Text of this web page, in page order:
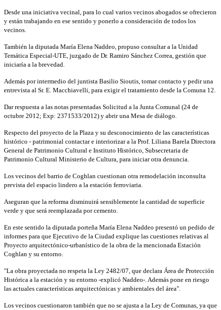
Desde una iniciativa vecinal, para lo cual varios vecinos abogados se ofrecieron
y están trabajando en ese sentido y ponerlo a consideración de todos los
vecinos.
También la diputada María Elena Naddeo, propuso consultar a la Unidad
Temática Especial-UTE, juzgado de Dr. Ramiro Sánchez Correa, gestión que
iniciaría a la brevedad.
Además por intermedio del juntista Basilio Sioutis, tomar contacto y pedir una
entrevista al Sr. E. Macchiavelli, para exigir el tratamiento desde la Comuna 12.
Dar respuesta a las notas presentadas Solicitud a la Junta Comunal (24 de
octubre 2012; Exp: 2371533/2012) y abrir una Mesa de diálogo.
Respecto del proyecto de la Plaza y su desconocimiento de las características
histórico - patrimonial contactar e interiorizar a la Prof. Liliana Barela Directora
General de Patrimonio Cultural e Instituto Histórico, Subsecretaria de
Patrimonio Cultural Ministerio de Cultura, para iniciar otra denuncia.
Los vecinos del barrio de Coghlan cuestionan otra remodelación inconsulta
prevista del espacio lindero a la estación ferroviaria.
Aseguran que la reforma disminuirá sensiblemente la cantidad de superficie
verde y que será reemplazada por cemento.
En este sentido la diputada porteña María Elena Naddeo presentó un pedido de
informes para que Ejecutivo de la Ciudad explique las cuestiones relativas al
Proyecto arquitectónico-urbanístico de la obra de la mencionada Estación
Coghlan y su entorno.
"La obra proyectada no respeta la Ley 2482/07, que declara Área de Protección
Histórica a la estación y su entorno -explicó Naddeo-. Además pone en riesgo
las actuales características arquitectónicas y ambientales del área".
Los vecinos cuestionaron también que no se ajusta a la Ley de Comunas, ya que